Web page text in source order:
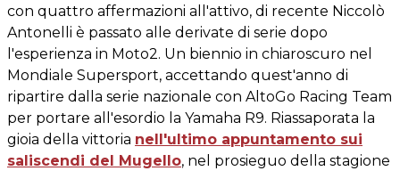
con quattro affermazioni all'attivo, di recente Niccolò
Antonelli è passato alle derivate di serie dopo
l'esperienza in Moto2. Un biennio in chiaroscuro nel
Mondiale Supersport, accettando quest'anno di
ripartire dalla serie nazionale con AltoGo Racing Team
per portare all'esordio la Yamaha R9. Riassaporata la
gioia della vittoria nell'ultimo appuntamento sui
saliscendi del Mugello, nel prosieguo della stagione